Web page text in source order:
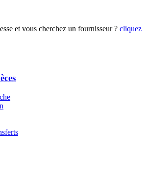
et vous cherchez un fournisseur ? cliquez